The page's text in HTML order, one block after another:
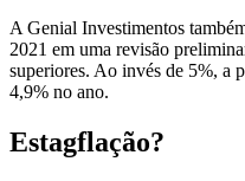
A Genial Investimentos
2021 em uma revisão
superiores. Ao invés de 5%, a
4,9% no ano.
Estagflação?